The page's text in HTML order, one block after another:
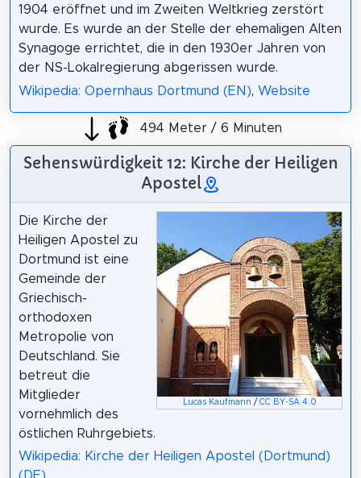
1904 eröffnet und im Zweiten Weltkrieg zerstört
wurde. Es wurde an der Stelle der ehemaligen Alten
Synagoge errichtet, die in den 1930er Jahren von
der NS-Lokalregierung abgerissen wurde.
Wikipedia: Opernhaus Dortmund (EN), Website
494 Meter / 6 Minuten
Sehenswürdigkeit 12: Kirche der Heiligen
Apostel
Lucas Kaufmann / CC BY-SA 4.0
Die Kirche der
Heiligen Apostel zu
Dortmund ist eine
Gemeinde der
Griechisch-
orthodoxen
Metropolie von
Deutschland. Sie
betreut die
Mitglieder
vornehmlich des
östlichen Ruhrgebiets.
Wikipedia: Kirche der Heiligen Apostel (Dortmund)